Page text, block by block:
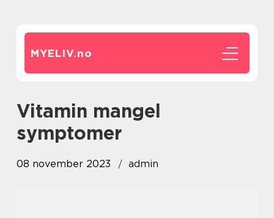
MYELIV.no
vitamin mangel
symptomer
08 november 2023 admin